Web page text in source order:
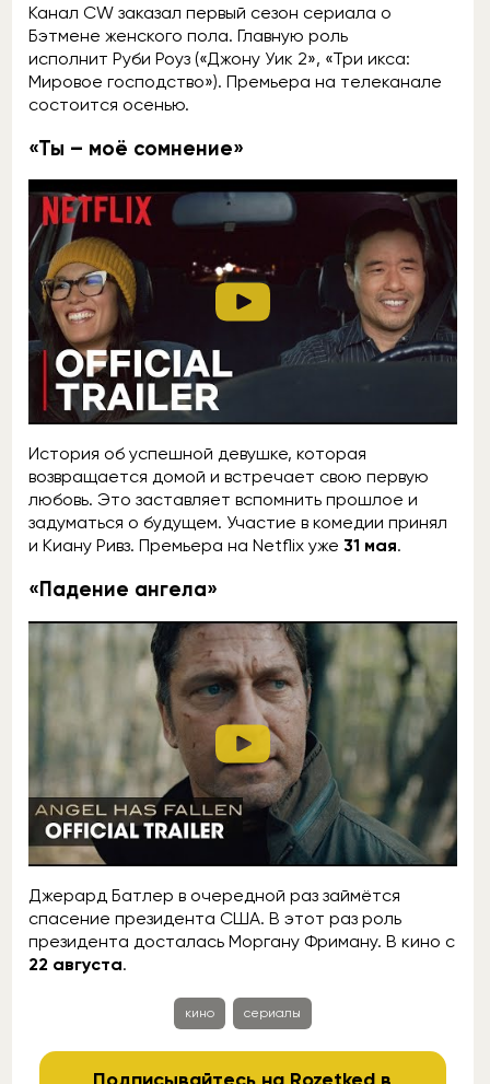
Канал CW заказал первый сезон сериала о
Бэтмене женского пола. Главную роль
исполнит Руби Роуз («Джону Уик 2», «Три икса:
Мировое господство»). Премьера на телеканале
состоится осенью.
«Ты – моё сомнение»
История об успешной девушке, которая
возвращается домой и встречает свою первую
любовь. Это заставляет вспомнить прошлое и
задуматься о будущем. Участие в комедии принял
и Киану Ривз. Премьера на Netflix уже 31 мая.
«Падение ангела»
Джерард Батлер в очередной раз займётся
спасение президента США. В этот раз роль
президента досталась Моргану Фриману. В кино с
22 августа.
кино сериалы